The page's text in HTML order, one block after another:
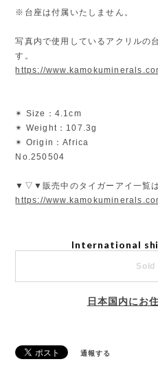
※台座は付属いたしません。
写真内で使用しているアクリルの
す。
https://
✴︎ Size：4.1cm
✴︎ Weight：107.3g
✴︎ Origin：Africa
No.250504
▼▽▼販売中のタイガーアイ一覧
https://
International
Sold
日本国内にお
通報する